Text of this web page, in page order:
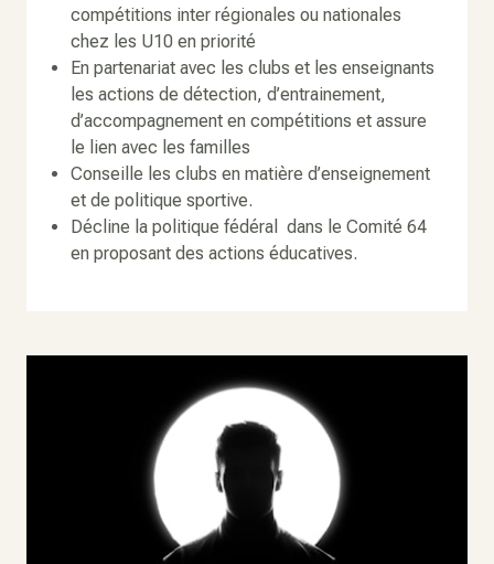
compétitions inter régionales ou nationales
chez les U10 en priorité
En partenariat avec les clubs et les enseignants
les actions de détection, d’entrainement,
d’accompagnement en compétitions et assure
le lien avec les familles
Conseille les clubs en matière d’enseignement
et de politique sportive.
Décline la politique fédéral dans le Comité 64
en proposant des actions éducatives.